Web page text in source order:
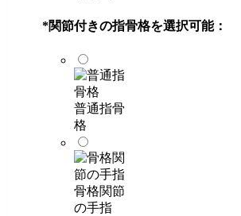
*関節付きの指骨格を選択可能：
普通指骨
格
骨格関節
の手指